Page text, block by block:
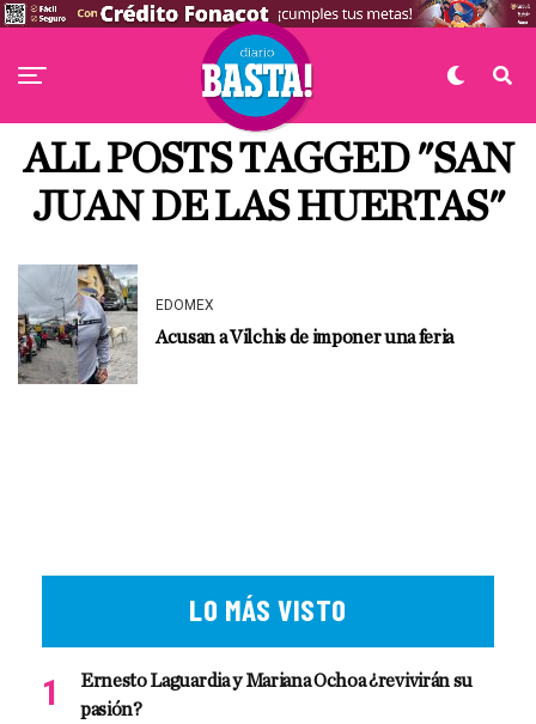
ALL POSTS TAGGED "SAN
JUAN DE LAS HUERTAS"
EDOMEX
Acusan a Vilchis de imponer una feria
LO MÁS VISTO
Ernesto Laguardia y Mariana Ochoa ¿revivirán su
pasión?